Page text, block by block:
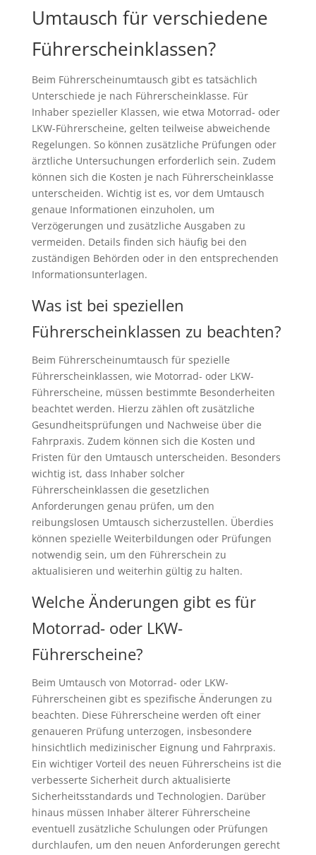
Umtausch für verschiedene
Führerscheinklassen?
Beim Führerscheinumtausch gibt es tatsächlich
Unterschiede je nach Führerscheinklasse. Für
Inhaber spezieller Klassen, wie etwa Motorrad- oder
LKW-Führerscheine, gelten teilweise abweichende
Regelungen. So können zusätzliche Prüfungen oder
ärztliche Untersuchungen erforderlich sein. Zudem
können sich die Kosten je nach Führerscheinklasse
unterscheiden. Wichtig ist es, vor dem Umtausch
genaue Informationen einzuholen, um
Verzögerungen und zusätzliche Ausgaben zu
vermeiden. Details finden sich häufig bei den
zuständigen Behörden oder in den entsprechenden
Informationsunterlagen.
Was ist bei speziellen
Führerscheinklassen zu beachten?
Beim Führerscheinumtausch für spezielle
Führerscheinklassen, wie Motorrad- oder LKW-
Führerscheine, müssen bestimmte Besonderheiten
beachtet werden. Hierzu zählen oft zusätzliche
Gesundheitsprüfungen und Nachweise über die
Fahrpraxis. Zudem können sich die Kosten und
Fristen für den Umtausch unterscheiden. Besonders
wichtig ist, dass Inhaber solcher
Führerscheinklassen die gesetzlichen
Anforderungen genau prüfen, um den
reibungslosen Umtausch sicherzustellen. Überdies
können spezielle Weiterbildungen oder Prüfungen
notwendig sein, um den Führerschein zu
aktualisieren und weiterhin gültig zu halten.
Welche Änderungen gibt es für
Motorrad- oder LKW-
Führerscheine?
Beim Umtausch von Motorrad- oder LKW-
Führerscheinen gibt es spezifische Änderungen zu
beachten. Diese Führerscheine werden oft einer
genaueren Prüfung unterzogen, insbesondere
hinsichtlich medizinischer Eignung und Fahrpraxis.
Ein wichtiger Vorteil des neuen Führerscheins ist die
verbesserte Sicherheit durch aktualisierte
Sicherheitsstandards und Technologien. Darüber
hinaus müssen Inhaber älterer Führerscheine
eventuell zusätzliche Schulungen oder Prüfungen
durchlaufen, um den neuen Anforderungen gerecht